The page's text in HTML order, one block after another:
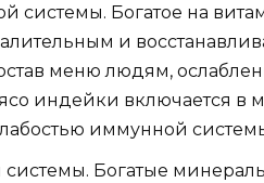
системы. Богатое на
и
меню людям,
индейки включается в
иммунной
Богатые